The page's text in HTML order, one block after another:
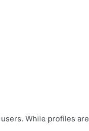
While profiles